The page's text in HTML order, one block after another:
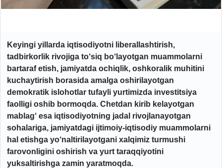
Keyingi yillarda iqtisodiyotni liberallashtirish,
tadbirkorlik rivojiga to‘siq bo‘layotgan muammolarni
bartaraf etish, jamiyatda ochiqlik, oshkoralik muhitini
kuchaytirish borasida amalga oshirilayotgan
demokratik islohotlar tufayli yurtimizda investitsiya
faolligi oshib bormoqda. Chetdan kirib kelayotgan
mablag‘ esa iqtisodiyotning jadal rivojlanayotgan
sohalariga, jamiyatdagi ijtimoiy-iqtisodiy muammolarni
hal etishga yo‘naltirilayotgani xalqimiz turmushi
farovonligini oshirish va yurt taraqqiyotini
yuksaltirishga zamin yaratmoqda.